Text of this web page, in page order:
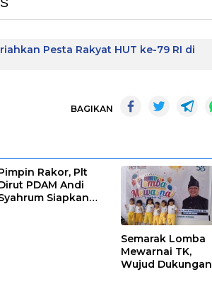
Pesta Rakyat HUT ke-79 RI di
BAGIKAN
Rakor, Plt
PDAM Andi
Siapkan
Semarak Lomba
Mewarnai TK,
Wujud Dukungan